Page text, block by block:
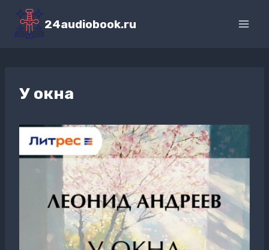
Перейти
содержимому
24audiobook.ru
У окна